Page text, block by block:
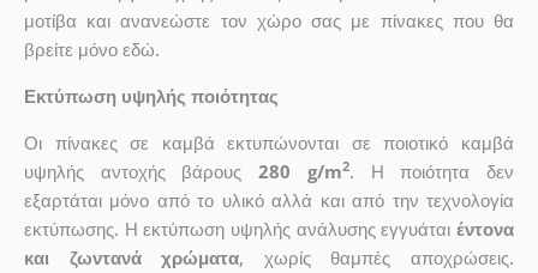
μοτίβα και ανανεώστε τον χώρο σας με πίνακες που θα
βρείτε μόνο εδώ.
Εκτύπωση υψηλής ποιότητας
Οι πίνακες σε καμβά εκτυπώνονται σε ποιοτικό καμβά
υψηλής αντοχής βάρους280 g/m2. Η ποιότητα δεν
εξαρτάται μόνο από το υλικό αλλά και από την τεχνολογία
εκτύπωσης. Η εκτύπωση υψηλής ανάλυσης εγγυάταιέντονα
και ζωντανά χρώματα, χωρίς θαμπές αποχρώσεις.